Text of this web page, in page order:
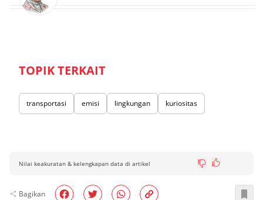
TOPIK TERKAIT
transportasi emisi lingkungan kuriositas
Nilai keakuratan & kelengkapan data di artikel
Bagikan